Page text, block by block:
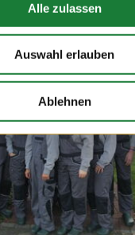
Alle zulassen
Auswahl erlauben
Ablehnen